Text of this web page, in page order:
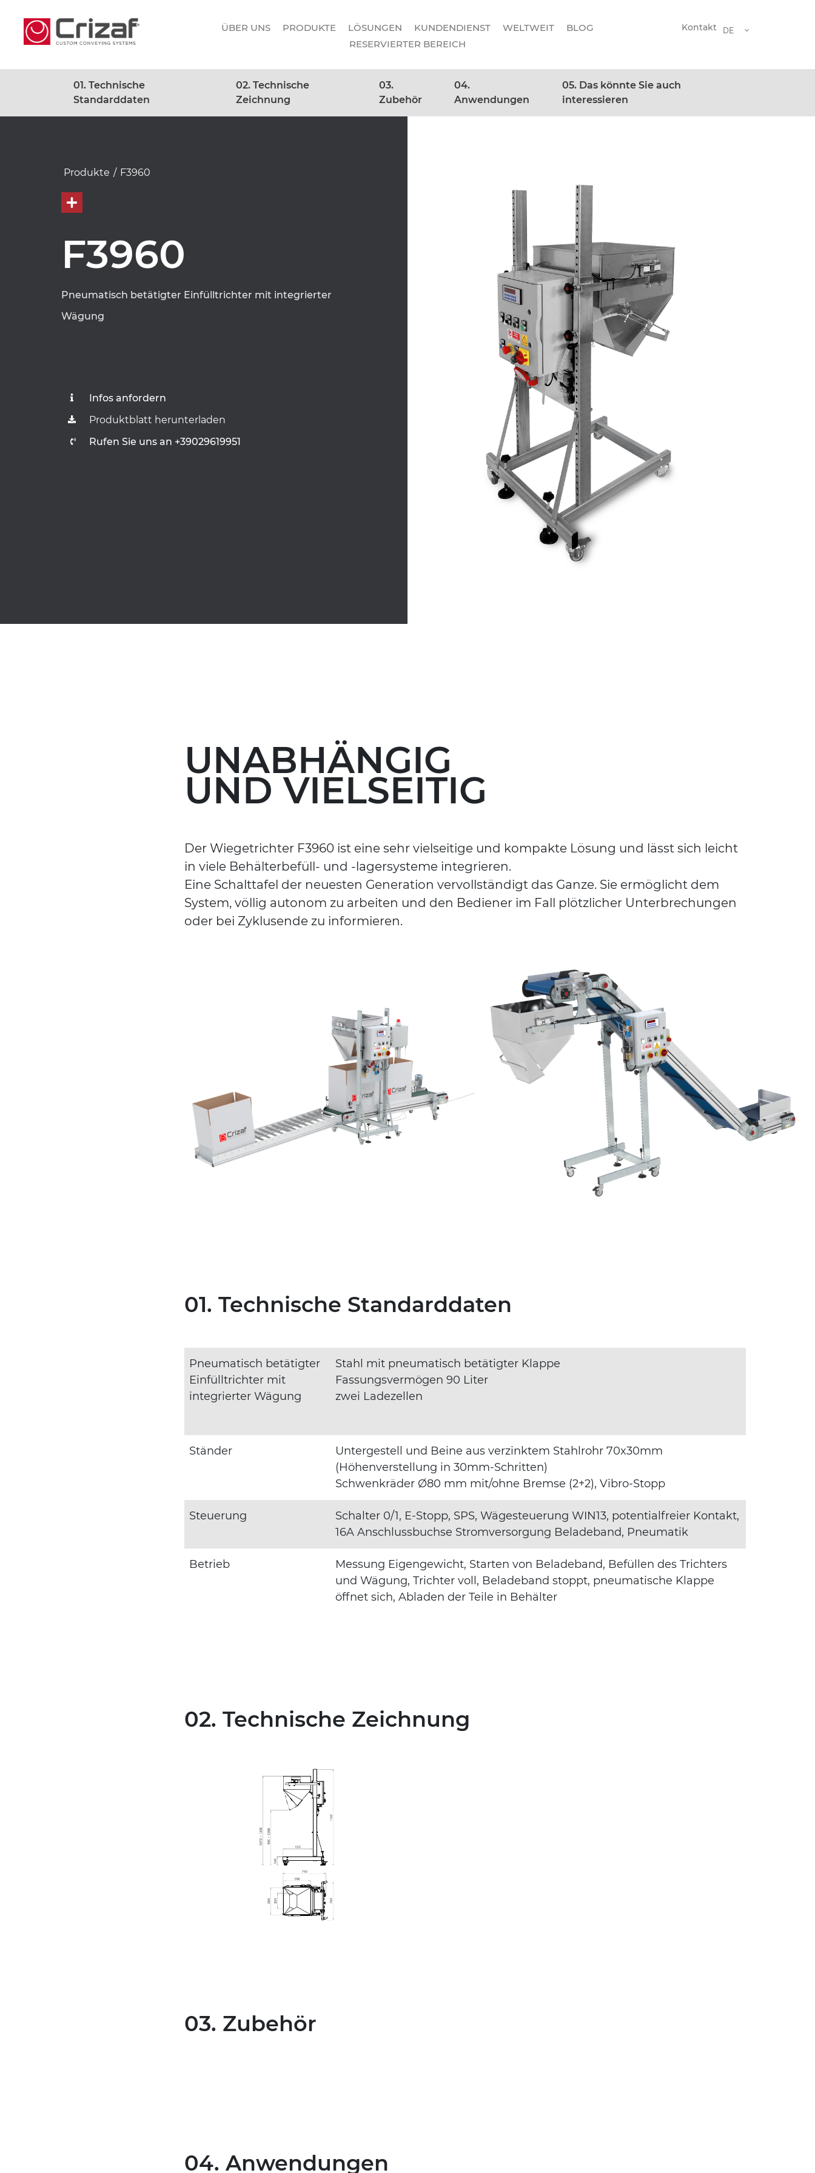
ÜBER UNS PRODUKTE LÖSUNGEN KUNDENDIENST WELTWEIT
BLOG
RESERVIERTER BEREICH
Kontakt DE
01. Technische
Standarddaten
02. Technische
Zeichnung
03.
Zubehör
04.
Anwendungen
05. Das könnte Sie auch
interessieren
Produkte / F3960
F3960
Pneumatisch betätigter Einfülltrichter mit integrierter
Wägung
Infos anfordern
Produktblatt herunterladen
Rufen Sie uns an +39029619951
UNABHÄNGIG
UND VIELSEITIG
Der Wiegetrichter F3960 ist eine sehr vielseitige und kompakte Lösung und lässt sich leicht
in viele Behälterbefüll- und -lagersysteme integrieren.
Eine Schalttafel der neuesten Generation vervollständigt das Ganze. Sie ermöglicht dem
System, völlig autonom zu arbeiten und den Bediener im Fall plötzlicher Unterbrechungen
oder bei Zyklusende zu informieren.
01. Technische Standarddaten
Pneumatisch betätigter
Einfülltrichter mit
integrierter Wägung
Stahl mit pneumatisch betätigter Klappe
Fassungsvermögen 90 Liter
zwei Ladezellen
Ständer
Untergestell und Beine aus verzinktem Stahlrohr 70x30mm
(Höhenverstellung in 30mm-Schritten)
Schwenkräder Ø80 mm mit/ohne Bremse (2+2), Vibro-Stopp
Steuerung
Schalter 0/1, E-Stopp, SPS, Wägesteuerung WIN13, potentialfreier Kontakt,
16A Anschlussbuchse Stromversorgung Beladeband, Pneumatik
Betrieb
Messung Eigengewicht, Starten von Beladeband, Befüllen des Trichters
und Wägung, Trichter voll, Beladeband stoppt, pneumatische Klappe
öffnet sich, Abladen der Teile in Behälter
02. Technische Zeichnung
03. Zubehör
04. Anwendungen